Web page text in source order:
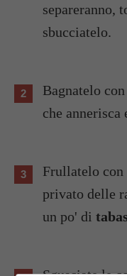
separeranno,
sbucciatelo.
Bagnatelo
che
Frullatelo
privato delle
un po' di